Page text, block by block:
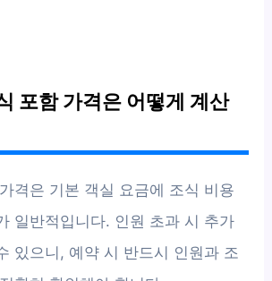
포함 가격은 어떻게 계산
격은 기본 객실 요금에 조식 비용
일반적입니다. 인원 초과 시 추가
있으니, 예약 시 반드시 인원과 조